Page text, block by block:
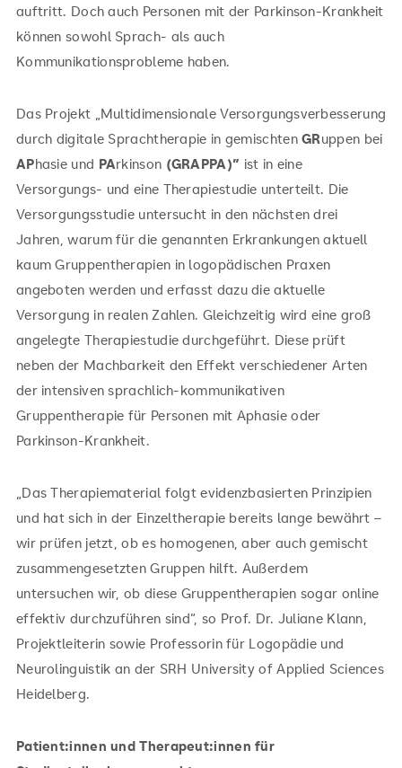
auftritt. Doch auch Personen mit der Parkinson-Krankheit
können sowohl Sprach- als auch
Kommunikationsprobleme haben.
Das Projekt „Multidimensionale Versorgungsverbesserung
durch digitale Sprachtherapie in gemischtenGRuppen bei
APhasie und PArkinson (GRAPPA)” ist in eine
Versorgungs- und eine Therapiestudie unterteilt. Die
Versorgungsstudie untersucht in den nächsten drei
Jahren, warum für die genannten Erkrankungen aktuell
kaum Gruppentherapien in logopädischen Praxen
angeboten werden und erfasst dazu die aktuelle
Versorgung in realen Zahlen. Gleichzeitig wird eine groß
angelegte Therapiestudie durchgeführt. Diese prüft
neben der Machbarkeit den Effekt verschiedener Arten
der intensiven sprachlich-kommunikativen
Gruppentherapie für Personen mit Aphasie oder
Parkinson-Krankheit.
„Das Therapiematerial folgt evidenzbasierten Prinzipien
und hat sich in der Einzeltherapie bereits lange bewährt –
wir prüfen jetzt, ob es homogenen, aber auch gemischt
zusammengesetzten Gruppen hilft. Außerdem
untersuchen wir, ob diese Gruppentherapien sogar online
effektiv durchzuführen sind“, so Prof. Dr. Juliane Klann,
Projektleiterin sowie Professorin für Logopädie und
Neurolinguistik an der SRH University of Applied Sciences
Heidelberg.
Patient:innen und Therapeut:innen für